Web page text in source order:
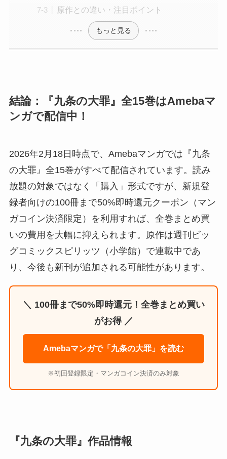
原作との違い・注目ポイント
もっと見る
結論：『九条の大罪』全15巻はAmebaマ
ンガで配信中！
2026年2月18日時点で、Amebaマンガでは『九条
の大罪』全15巻がすべて配信されています。読み
放題の対象ではなく「購入」形式ですが、新規登
録者向けの100冊まで50%即時還元クーポン（マン
ガコイン決済限定）を利用すれば、全巻まとめ買
いの費用を大幅に抑えられます。原作は週刊ビッ
グコミックスピリッツ（小学館）で連載中であ
り、今後も新刊が追加される可能性があります。
＼ 100冊まで50%即時還元！全巻まとめ買い
がお得 ／
Amebaマンガで「九条の大罪」を読む
※初回登録限定・マンガコイン決済のみ対象
『九条の大罪』作品情報